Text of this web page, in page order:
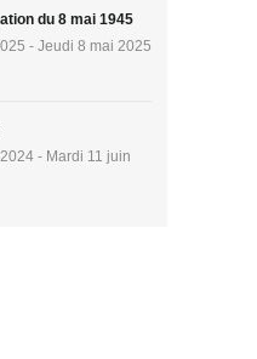
du 8 mai 1945
- Jeudi 8 mai 2025
- Mardi 11 juin